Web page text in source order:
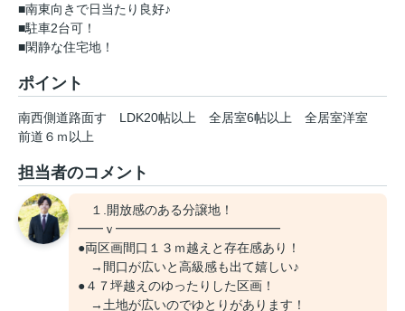
■南東向きで日当たり良好♪
■駐車2台可！
■閑静な住宅地！
ポイント
南西側道路面す LDK20帖以上 全居室6帖以上
全居室洋室
前道６ｍ以上
担当者のコメント
１.開放感のある分譲地！
━━ｖ━━━━━━━━━━━━━
●両区画間口１３ｍ越えと存在感あり！
→間口が広いと高級感も出て嬉しい♪
●４７坪越えのゆったりした区画！
→土地が広いのでゆとりがあります！